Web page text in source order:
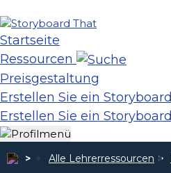
Startseite
Ressourcen
Preisgestaltung
Erstellen Sie ein Storyboard
Erstellen Sie ein Storyboard
Alle Lehrerressourcen